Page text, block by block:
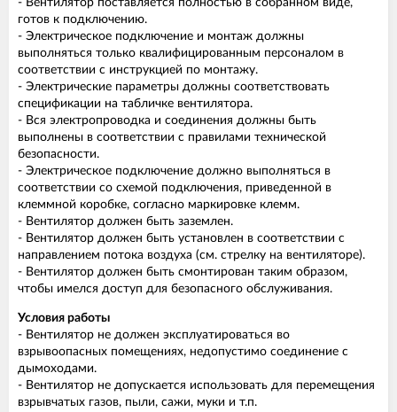
- Вентилятор поставляется полностью в собранном виде,
готов к подключению.
- Электрическое подключение и монтаж должны
выполняться только квалифицированным персоналом в
соответствии с инструкцией по монтажу.
- Электрические параметры должны соответствовать
спецификации на табличке вентилятора.
- Вся электропроводка и соединения должны быть
выполнены в соответствии с правилами технической
безопасности.
- Электрическое подключение должно выполняться в
соответствии со схемой подключения, приведенной в
клеммной коробке, согласно маркировке клемм.
- Вентилятор должен быть заземлен.
- Вентилятор должен быть установлен в соответствии с
направлением потока воздуха (см. стрелку на вентиляторе).
- Вентилятор должен быть смонтирован таким образом,
чтобы имелся доступ для безопасного обслуживания.
Условия работы
- Вентилятор не должен эксплуатироваться во
взрывоопасных помещениях, недопустимо соединение с
дымоходами.
- Вентилятор не допускается использовать для перемещения
взрывчатых газов, пыли, сажи, муки и т.п.